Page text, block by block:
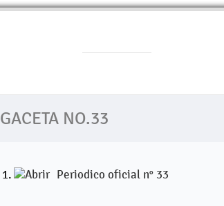
GACETA NO.33
Periodico oficial n° 33